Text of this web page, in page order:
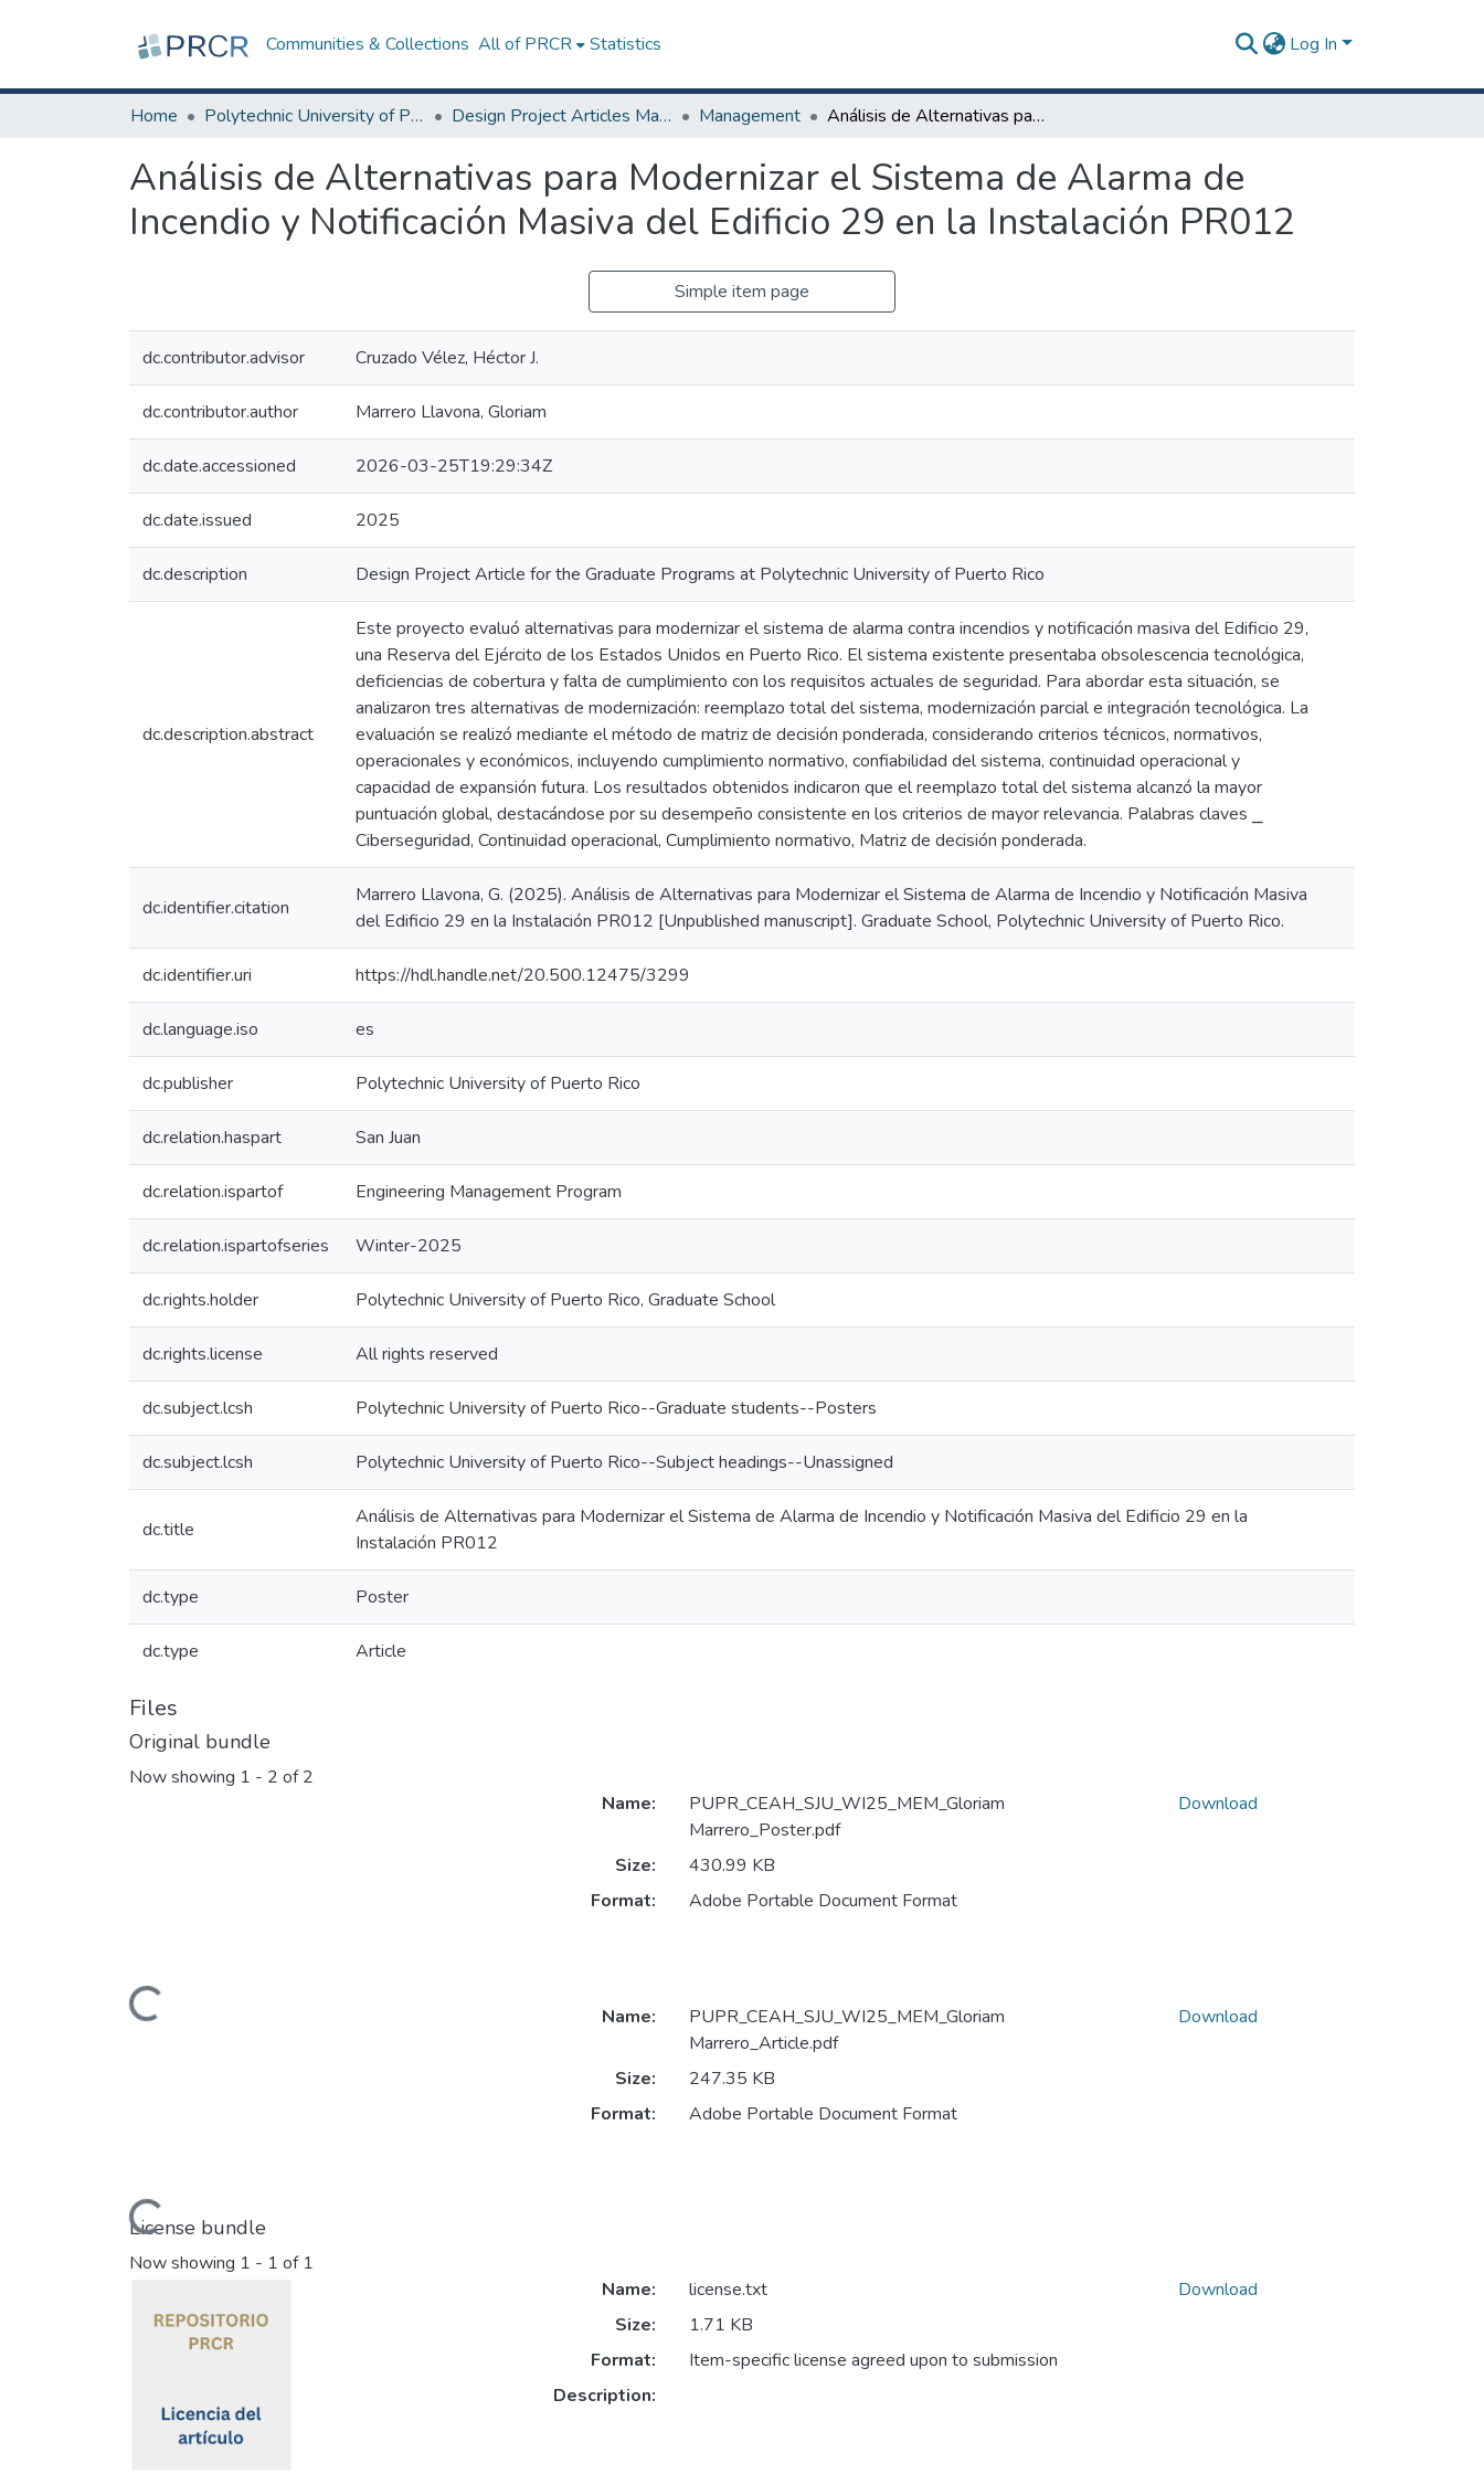
Communities & Collections All of PRCR Statistics Log In
Home Polytechnic University of Puerto Rico Design Project Articles Master Degree Management Análisis de Alternativas para Modernizar el Sistema de Alarma de Incendio y Notificación Masiva del Edificio 29 en la Instalación PR012
Análisis de Alternativas para Modernizar el Sistema de Alarma de
Incendio y Notificación Masiva del Edificio 29 en la Instalación PR012
Simple item page
dc.contributor.advisor Cruzado Vélez, Héctor J.
dc.contributor.author Marrero Llavona, Gloriam
dc.date.accessioned 2026-03-25T19:29:34Z
dc.date.issued 2025
dc.description Design Project Article for the Graduate Programs at Polytechnic University of Puerto Rico
dc.description.abstract
Este proyecto evaluó alternativas para modernizar el sistema de alarma contra incendios y notificación masiva del Edificio 29,
una Reserva del Ejército de los Estados Unidos en Puerto Rico. El sistema existente presentaba obsolescencia tecnológica,
deficiencias de cobertura y falta de cumplimiento con los requisitos actuales de seguridad. Para abordar esta situación, se
analizaron tres alternativas de modernización: reemplazo total del sistema, modernización parcial e integración tecnológica. La
evaluación se realizó mediante el método de matriz de decisión ponderada, considerando criterios técnicos, normativos,
operacionales y económicos, incluyendo cumplimiento normativo, confiabilidad del sistema, continuidad operacional y
capacidad de expansión futura. Los resultados obtenidos indicaron que el reemplazo total del sistema alcanzó la mayor
puntuación global, destacándose por su desempeño consistente en los criterios de mayor relevancia. Palabras claves ⎯
Ciberseguridad, Continuidad operacional, Cumplimiento normativo, Matriz de decisión ponderada.
dc.identifier.citation
Marrero Llavona, G. (2025). Análisis de Alternativas para Modernizar el Sistema de Alarma de Incendio y Notificación Masiva
del Edificio 29 en la Instalación PR012 [Unpublished manuscript]. Graduate School, Polytechnic University of Puerto Rico.
dc.identifier.uri https://hdl.handle.net/20.500.12475/3299
dc.language.iso es
dc.publisher Polytechnic University of Puerto Rico
dc.relation.haspart San Juan
dc.relation.ispartof Engineering Management Program
dc.relation.ispartofseries Winter-2025
dc.rights.holder Polytechnic University of Puerto Rico, Graduate School
dc.rights.license All rights reserved
dc.subject.lcsh Polytechnic University of Puerto Rico--Graduate students--Posters
dc.subject.lcsh Polytechnic University of Puerto Rico--Subject headings--Unassigned
dc.title
Análisis de Alternativas para Modernizar el Sistema de Alarma de Incendio y Notificación Masiva del Edificio 29 en la
Instalación PR012
dc.type Poster
dc.type Article
Files
Original bundle
Now showing 1 - 2 of 2
Loading...
Name:
PUPR_CEAH_SJU_WI25_MEM_Gloriam
Marrero_Poster.pdf
Size:
430.99 KB
Format:
Adobe Portable Document Format
Download
Loading...
Name:
PUPR_CEAH_SJU_WI25_MEM_Gloriam
Marrero_Article.pdf
Size:
247.35 KB
Format:
Adobe Portable Document Format
Download
License bundle
Now showing 1 - 1 of 1
Name:
license.txt
Size:
1.71 KB
Format:
Item-specific license agreed upon to submission
Description:
Download